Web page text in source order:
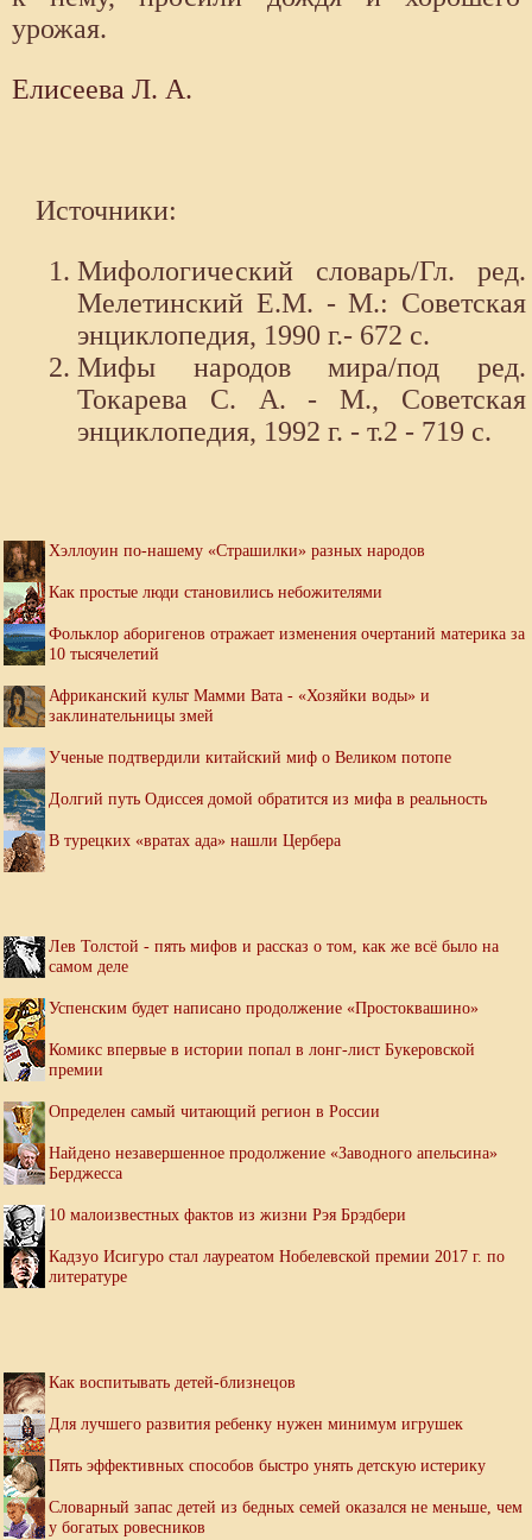
урожая.
Елисеева Л. А.
Источники:
Мифологический словарь/Гл. ред.
Мелетинский Е.М. - М.: Советская
энциклопедия, 1990 г.- 672 с.
Мифы народов мира/под ред.
Токарева С. А. - М., Советская
энциклопедия, 1992 г. - т.2 - 719 с.
Хэллоуин по-нашему «Страшилки» разных народов
Как простые люди становились небожителями
Фольклор аборигенов отражает изменения очертаний материка за
10 тысячелетий
Африканский культ Мамми Вата - «Хозяйки воды» и
заклинательницы змей
Ученые подтвердили китайский миф о Великом потопе
Долгий путь Одиссея домой обратится из мифа в реальность
В турецких «вратах ада» нашли Цербера
Лев Толстой - пять мифов и рассказ о том, как же всё было на
самом деле
Успенским будет написано продолжение «Простоквашино»
Комикс впервые в истории попал в лонг-лист Букеровской
премии
Определен самый читающий регион в России
Найдено незавершенное продолжение «Заводного апельсина»
Берджесса
10 малоизвестных фактов из жизни Рэя Брэдбери
Кадзуо Исигуро стал лауреатом Нобелевской премии 2017 г. по
литературе
Как воспитывать детей-близнецов
Для лучшего развития ребенку нужен минимум игрушек
Пять эффективных способов быстро унять детскую истерику
Словарный запас детей из бедных семей оказался не меньше, чем
у богатых ровесников